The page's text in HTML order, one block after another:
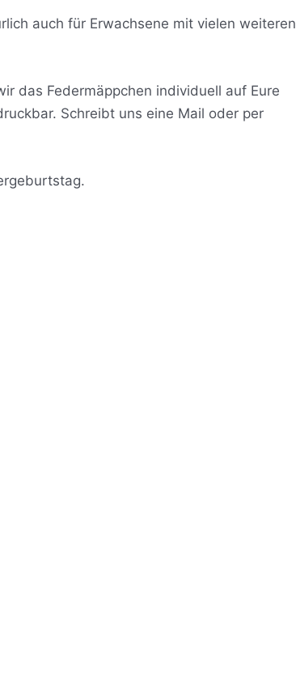
auch für Erwachsene mit vielen weiteren
das Federmäppchen individuell auf Eure
Schreibt uns eine Mail oder per